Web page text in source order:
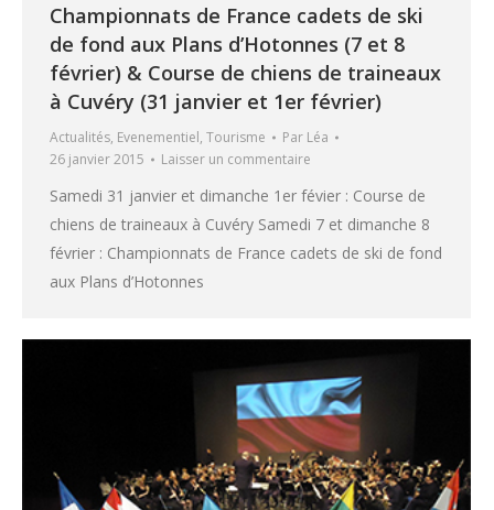
Championnats de France cadets de ski
de fond aux Plans d’Hotonnes (7 et 8
février) & Course de chiens de traineaux
à Cuvéry (31 janvier et 1er février)
Actualités, Evenementiel, Tourisme Par Léa
26 janvier 2015
Laisser un commentaire
Samedi 31 janvier et dimanche 1er févier : Course de
chiens de traineaux à Cuvéry Samedi 7 et dimanche 8
février : Championnats de France cadets de ski de fond
aux Plans d’Hotonnes